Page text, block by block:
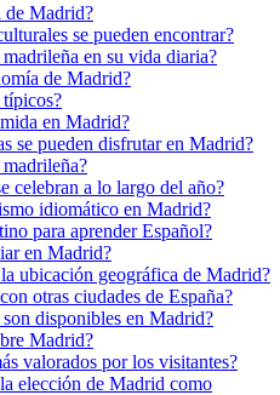
de Madrid?
se pueden encontrar?
en su vida diaria?
de Madrid?
típicos?
en Madrid?
se pueden disfrutar en Madrid?
celebran a lo largo del año?
idiomático en Madrid?
para aprender Español?
en Madrid?
ubicación geográfica de Madrid?
otras ciudades de España?
disponibles en Madrid?
Madrid?
valorados por los visitantes?
elección de Madrid como